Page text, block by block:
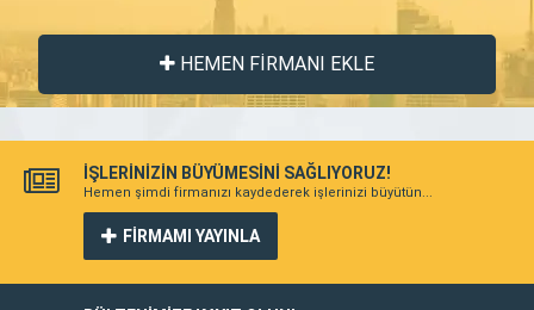
HEMEN FİRMANI EKLE
İŞLERİNİZİN BÜYÜMESİNİ SAĞLIYORUZ!
Hemen şimdi firmanızı kaydederek işlerinizi büyütün...
FİRMAMI YAYINLA